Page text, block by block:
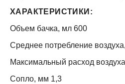
ХАРАКТЕРИСТИКИ:
Объем бачка, мл 600
Среднее потребление
Максимальный расход
Сопло, мм 1,3